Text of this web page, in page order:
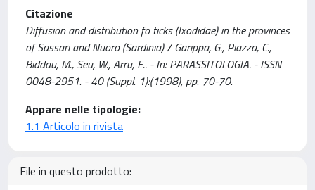
Citazione
Diffusion and distribution fo ticks (Ixodidae) in the provinces
of Sassari and Nuoro (Sardinia) / Garippa, G., Piazza, C.,
Biddau, M., Seu, W., Arru, E.. - In: PARASSITOLOGIA. - ISSN
0048-2951. - 40 (Suppl. 1):(1998), pp. 70-70.
Appare nelle tipologie:
1.1 Articolo in rivista
File in questo prodotto: